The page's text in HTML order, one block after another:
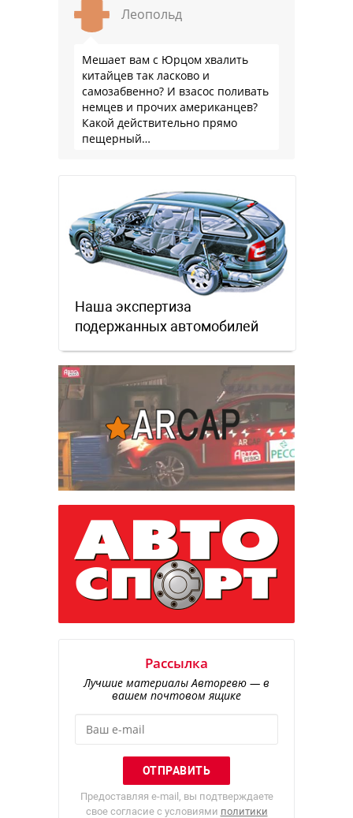
Леопольд
Мешает вам с Юрцом хвалить
китайцев так ласково и
самозабвенно? И взасос поливать
немцев и прочих американцев?
Какой действительно прямо
пещерный…
Наша экспертиза
подержанных автомобилей
Рассылка
Лучшие материалы Авторевю — в
вашем почтовом ящике
Предоставляя e-mail, вы подтверждаете
свое согласие с условиями политики